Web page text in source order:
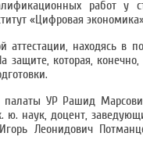
работ у
«Цифровая
аттестации, находясь в
которая,
палаты УР Рашид
наук, доцент,
Леонидович